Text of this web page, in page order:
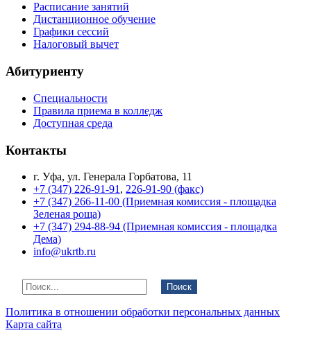
Расписание занятий
Дистанционное обучение
Графики сессий
Налоговый вычет
Абитуриенту
Специальности
Правила приема в колледж
Доступная среда
Контакты
г. Уфа, ул. Генерала Горбатова, 11
+7 (347) 226-91-91 , 226-91-90 (факс)
+7 (347) 266-11-00 (Приемная комиссия - площадка
Зеленая роща)
+7 (347) 294-88-94 (Приемная комиссия - площадка
Дема)
info@ukrtb.ru
Поиск
Политика в отношении обработки персональных данных
Карта сайта